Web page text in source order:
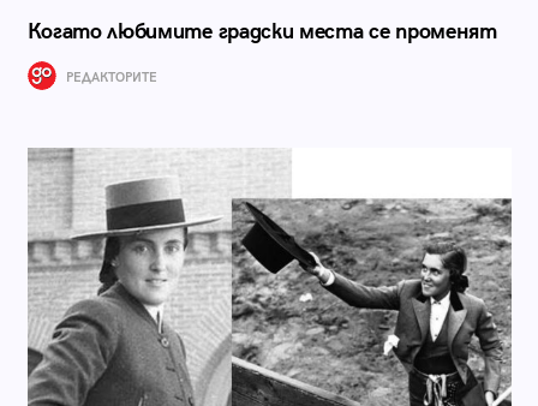
Когато любимите градски места се променят
РЕДАКТОРИТЕ